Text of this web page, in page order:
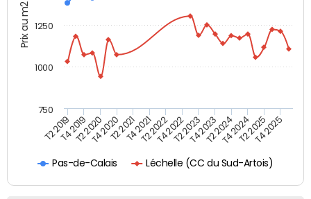
Prix au m2
Pas-de-Calais Léchelle (CC du Sud-Artois)
T2 2019T4 2019T2 2020T4 2020T2 2021T4 2021T2 2022T4 2022T2 2023T4 2023T2 2024T4 2024T2 2025T4 2025
1000
750
1250